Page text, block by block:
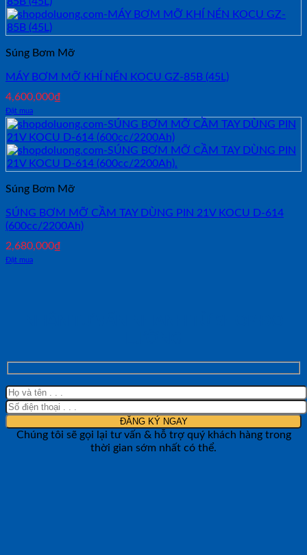
Súng Bơm Mỡ
MÁY BƠM MỠ KHÍ NÉN KOCU GZ-85B (45L)
4,600,000₫
Đặt mua
Súng Bơm Mỡ
SÚNG BƠM MỠ CẦM TAY DÙNG PIN 21V KOCU D-614
(600cc/2200Ah)
2,680,000₫
Đặt mua
Chúng tôi sẽ gọi lại tư vấn & hỗ trợ quý khách hàng trong
thời gian sớm nhất có thể.